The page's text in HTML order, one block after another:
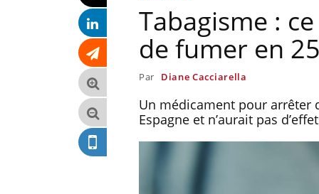
Tabagisme :
de fumer en
Par Diane Cacciarella
Un médicament pour arrêter
Espagne et n’aurait pas